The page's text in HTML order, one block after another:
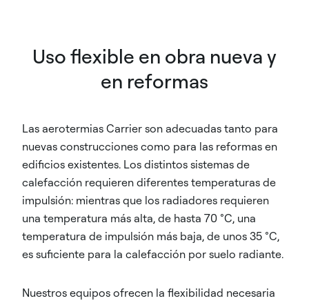
Uso flexible en obra nueva y
en reformas
Las aerotermias Carrier son adecuadas tanto para
nuevas construcciones como para las reformas en
edificios existentes. Los distintos sistemas de
calefacción requieren diferentes temperaturas de
impulsión: mientras que los radiadores requieren
una temperatura más alta, de hasta 70 °C, una
temperatura de impulsión más baja, de unos 35 °C,
es suficiente para la calefacción por suelo radiante.
Nuestros equipos ofrecen la flexibilidad necesaria